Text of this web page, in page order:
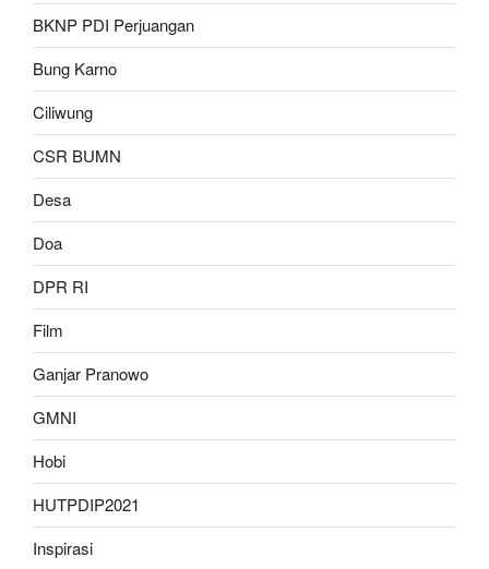
BKNP PDI Perjuangan
Bung Karno
Ciliwung
CSR BUMN
Desa
Doa
DPR RI
Film
Ganjar Pranowo
GMNI
Hobi
HUTPDIP2021
Inspirasi